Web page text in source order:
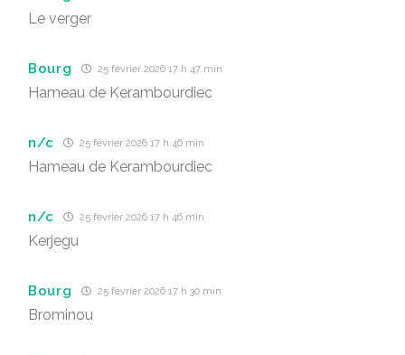
Le verger
Bourg 25 février 2026 17 h 47 min
Hameau de Kerambourdiec
n/c 25 février 2026 17 h 46 min
Hameau de Kerambourdiec
n/c 25 février 2026 17 h 46 min
Kerjegu
Bourg 25 février 2026 17 h 30 min
Brominou